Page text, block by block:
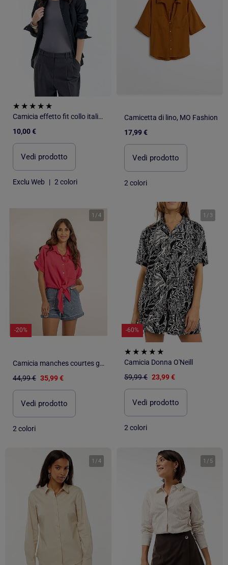
Camicia effetto fit collo italiano
10,00 €
Vedi prodotto
Exclu Web | 2 colori
Camicetta di lino, MO Fashion
17,99 €
Vedi prodotto
2 colori
1 /4
-20%
Camicia manches courtes gaze de coton ODETTE
44,99 € 35,99 €
Vedi prodotto
2 colori
1 / 3
-60%
Camicia Donna O'Neill
59,99 € 23,99 €
Vedi prodotto
2 colori
1 /4 1 / 5